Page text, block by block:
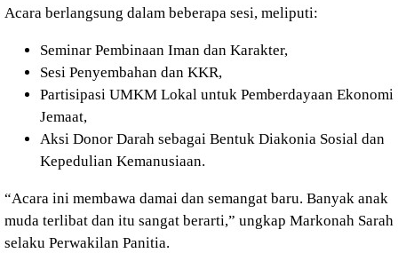
Acara berlangsung dalam beberapa sesi, meliputi:
Seminar Pembinaan Iman dan Karakter,
Sesi Penyembahan dan KKR,
Partisipasi UMKM Lokal untuk Pemberdayaan Ekonomi
Jemaat,
Aksi Donor Darah sebagai Bentuk Diakonia Sosial dan
Kepedulian Kemanusiaan.
“Acara ini membawa damai dan semangat baru. Banyak anak
muda terlibat dan itu sangat berarti,” ungkap Markonah Sarah
selaku Perwakilan Panitia.